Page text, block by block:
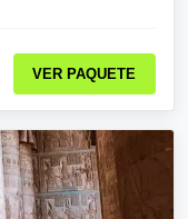
VER PAQUETE